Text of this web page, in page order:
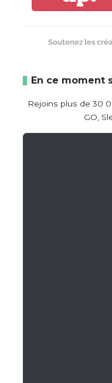
Soutenez les
En ce moment
Rejoins plus de 30
GO,